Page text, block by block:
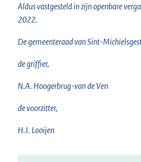
Aldus vastgesteld in zijn openbare
2022.
De gemeenteraad van Sint-
de griffier,
N.A. Hoogerbrug-van de Ven
de voorzitter,
H.J. Looijen